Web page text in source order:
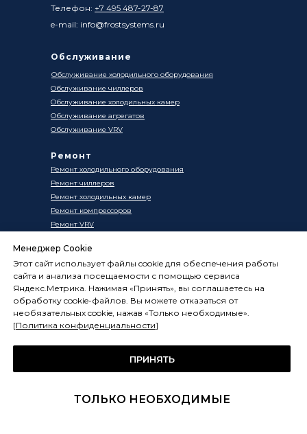
Телефон: +7 495 487-27-87
e-mail: info@frostsystems.ru
Ремонт
Политика конфиденциальности
Условия поставки товара
Условия использования сайта
Ремонт холодильного оборудования
Ремонт чиллеров
Ремонт холодильных камер
Ремонт компрессоров
Ремонт VRV
Монтаж
Правовая
информация
Монтаж холодильного оборудования
Монтаж чиллеров
Монтаж холодильных камер
Обслуживание
Обслуживание холодильного оборудования
Обслуживание чиллеров
Обслуживание холодильных камер
Обслуживание агрегатов
Обслуживание VRV
Менеджер Cookie
Этот сайт использует файлы cookie для обеспечения работы
сайта и анализа посещаемости с помощью сервиса
Яндекс.Метрика. Нажимая «Принять», вы соглашаетесь на
обработку cookie-файлов. Вы можете отказаться от
необязательных cookie, нажав «Только необходимые».
[Политика конфиденциальности]
ПРИНЯТЬ
ТОЛЬКО НЕОБХОДИМЫЕ